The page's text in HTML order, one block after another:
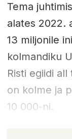
Tema
alates 2022.
13 miljonile
kolmandiku
Risti egiidi
on kolme ja
10 000-ni.